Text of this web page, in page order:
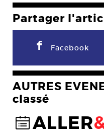
Partager
F Facebook
AUTRES
classé
@ALLER